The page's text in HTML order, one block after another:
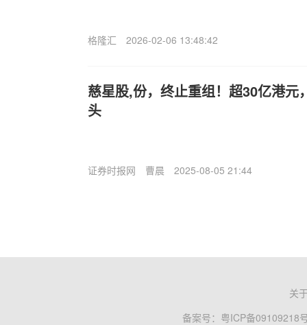
格隆汇 2026-02-06 13:48:42
慈星股,份，终止重组！超30亿港元
头
证券时报网 曹晨 2025-08-05 21:44
关
备案号： 粤ICP备09109218